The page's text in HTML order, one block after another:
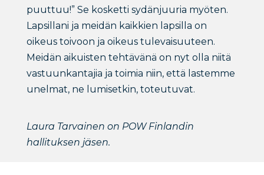
puuttuu!” Se kosketti sydänjuuria myöten.
Lapsillani ja meidän kaikkien lapsilla on
oikeus toivoon ja oikeus tulevaisuuteen.
Meidän aikuisten tehtävänä on nyt olla niitä
vastuunkantajia ja toimia niin, että lastemme
unelmat, ne lumisetkin, toteutuvat.
Laura Tarvainen on POW Finlandin
hallituksen jäsen.